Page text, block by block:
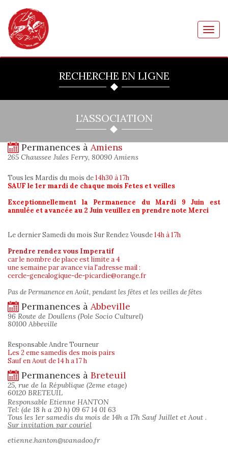
RECHERCHE EN LIGNE
L'ASSOCIATION
Permanences à Amiens
265 Chaussee Jules Ferry, 80090 Amiens
Tous les Mardis du mois de14h30 à 17h
SAUF le 1er mardi de chaque mois Fetes et veilles
Exceptionnellement la Permanence du Mardi 9 Juin est
annulée et avancée au 2 Juin veuillez en prendre note Merci
Le dernier Samedi du mois Sur Rendez Vousde14h à 17h
Prendre rendez vous Imperatif
car le nombre de place est limite a 4
une semaine par avance via l'adresse mail :
cercle-genealogique-de-picardie@orange.fr
Pas de Permanence en Août, pendant les fêtes et les veilles de fêtes
Permanences à Abbeville
96 Route de Doullens (Pole Socio Culturel)
80100 Abbeville
Responsable Andre Tourneur
Les 2 eme samedis des mois pairs
Sauf en Aout de 14 h a 17 h
Permanences à Breteuil
25, rue de la République (2eme etage)
60120 BRETEUIL
Responsable Etienne HANTON
Tel: (de 18 h a 20 h) 09 67 14 01 63
Tous les 1er samedis du mois de 14h a 17h Sauf Juillet et Aout .
Sur invitation par couriel
etienne.hanton@wanadoo.fr